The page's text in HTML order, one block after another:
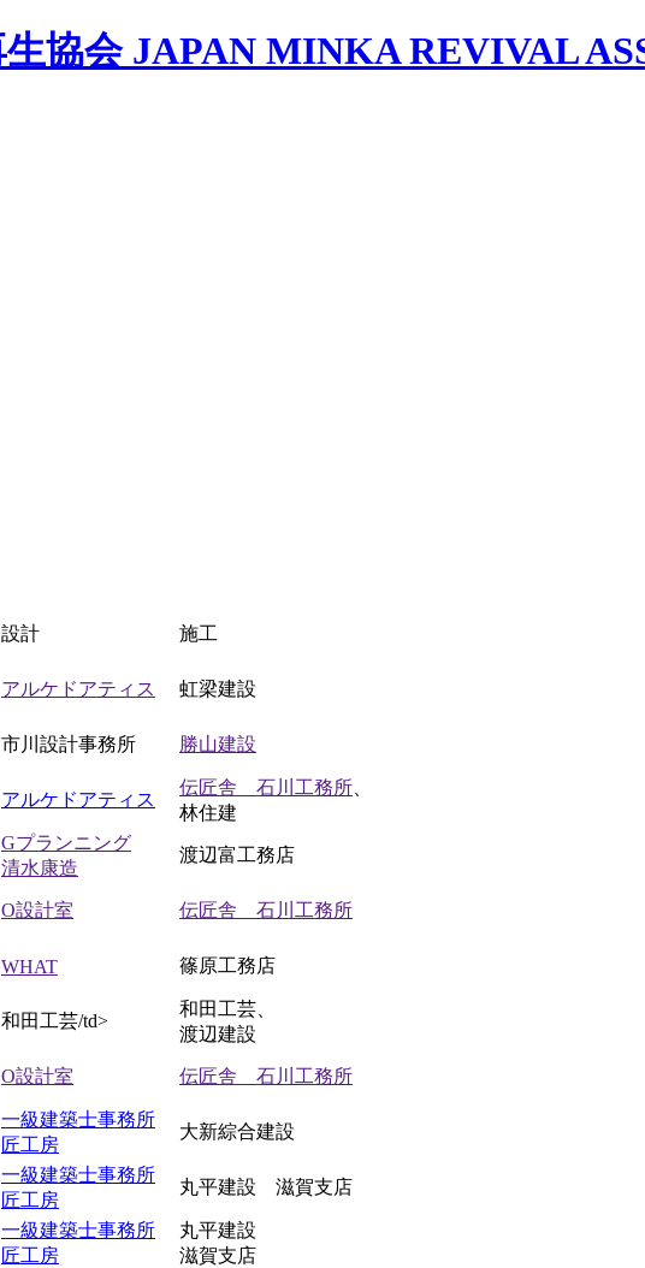
設計 施工
アルケドアティス 虹梁建設
市川設計事務所 勝山建設
アルケドアティス
伝匠舎 石川工務所、
林住建
Gプランニング
清水康造
渡辺富工務店
O設計室 伝匠舎 石川工務所
WHAT 篠原工務店
和田工芸/td>
和田工芸、
渡辺建設
O設計室 伝匠舎 石川工務所
一級建築士事務所
匠工房
大新綜合建設
一級建築士事務所
匠工房
丸平建設 滋賀支店
一級建築士事務所
匠工房
丸平建設
滋賀支店